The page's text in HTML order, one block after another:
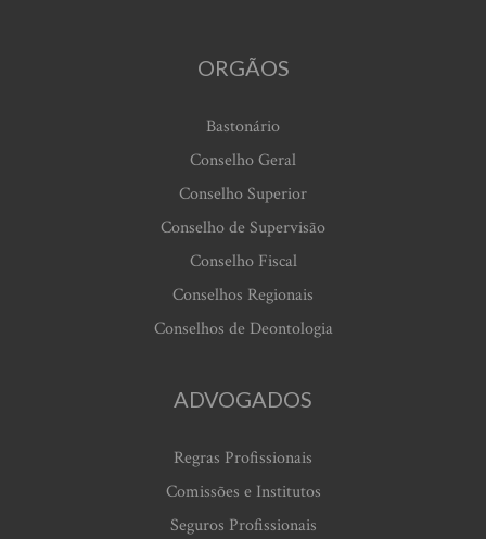
ORGÃOS
Bastonário
Conselho Geral
Conselho Superior
Conselho de Supervisão
Conselho Fiscal
Conselhos Regionais
Conselhos de Deontologia
ADVOGADOS
Regras Profissionais
Comissões e Institutos
Seguros Profissionais